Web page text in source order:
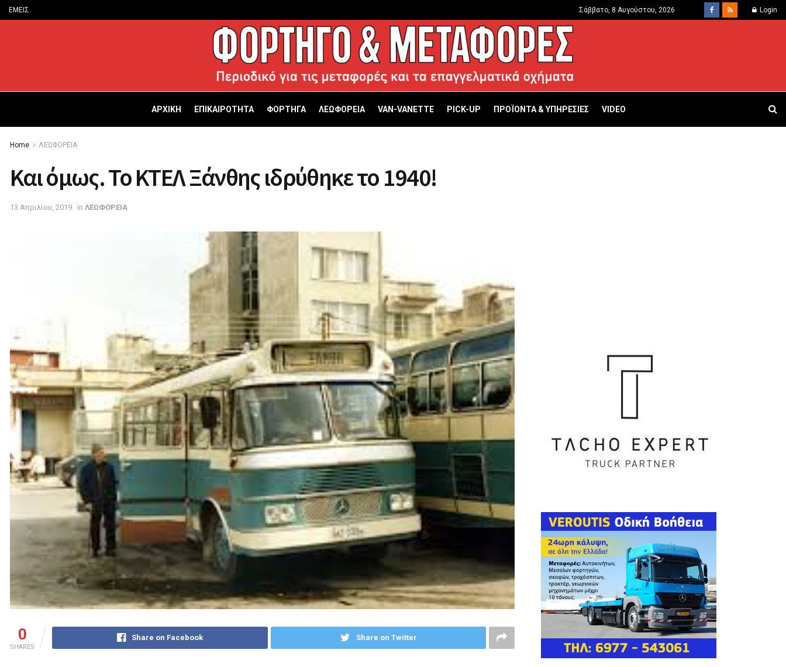
ΕΜΕΙΣ Σάββατο, 8 Αυγούστου, 2026 Login
ΑΡΧΙΚΗ ΕΠΙΚΑΙΡΟΤΗΤΑ ΦΟΡΤΗΓΑ ΛΕΩΦΟΡΕΙΑ VAN-VANETTΕ PICK-UP ΠΡΟΪΟΝΤΑ & ΥΠΗΡΕΣΙΕΣ VIDEO
Home ΛΕΩΦΟΡΕΙΑ
Και όμως. Το ΚΤΕΛ Ξάνθης ιδρύθηκε το 1940!
13 Απριλίου, 2019 in ΛΕΩΦΟΡΕΙΑ
0
SHARES
Share on Facebook Share on Twitter